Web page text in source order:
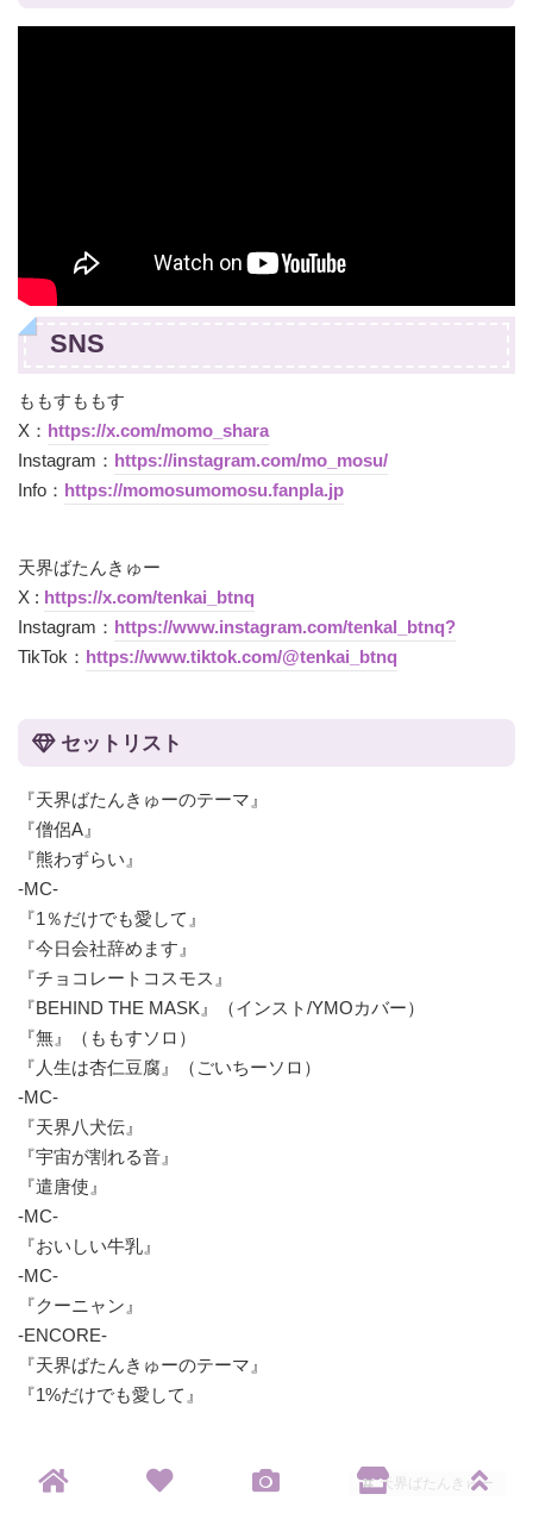
SNS
ももすももす
X： https://x.com/momo_shara
Instagram： https://instagram.com/mo_mosu/
Info： https://momosumomosu.fanpla.jp
天界ばたんきゅー
X : https://x.com/tenkai_btnq
Instagram： https://www.instagram.com/tenkal_btnq?
TikTok： https://www.tiktok.com/@tenkai_btnq
セットリスト
『天界ばたんきゅーのテーマ』
『僧侶A』
『熊わずらい』
-MC-
『1％だけでも愛して』
『今日会社辞めます』
『チョコレートコスモス』
『BEHIND THE MASK』（インスト/YMOカバー）
『無』（ももすソロ）
『人生は杏仁豆腐』（ごいちーソロ）
-MC-
『天界八犬伝』
『宇宙が割れる音』
『遣唐使』
-MC-
『おいしい牛乳』
-MC-
『クーニャン』
-ENCORE-
『天界ばたんきゅーのテーマ』
『1%だけでも愛して』
天界ばたんきゅー